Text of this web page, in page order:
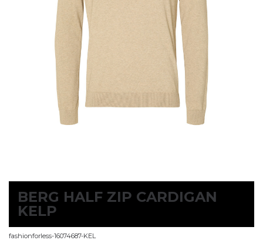
BERG HALF ZIP CARDIGAN
KELP
fashionforless-16074687-KEL